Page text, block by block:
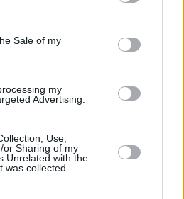
and its third-party tags to
purposes in below Google
Sale of my
my
Advertising.
Use,
or Sharing of my
Unrelated with the
was collected.
σπασμένα
ένα έθιμο
τόπο»
Χανιά, την